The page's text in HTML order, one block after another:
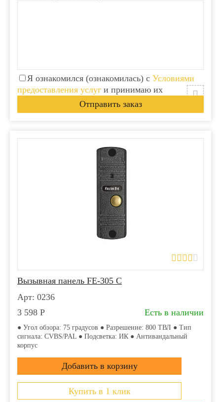
Я ознакомился (ознакомилась) с Условиями
предоставления услуг и принимаю их
Вызывная панель FE-305 C
Арт: 0236
3 598 Р Есть в наличии
● Угол обзора: 75 градусов ● Разрешение: 800 ТВЛ ● Тип
сигнала: CVBS/PAL ● Подсветка: ИК ● Антивандальный
корпус
Купить в 1 клик